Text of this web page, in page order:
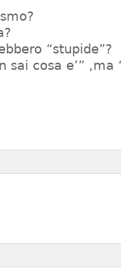
“stupide”?
sai cosa e’” ,ma